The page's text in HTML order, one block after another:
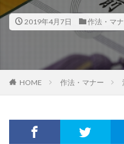
2019年4月7日 作法・マ
HOME 作法・マナー